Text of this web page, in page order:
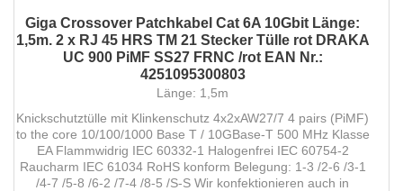
Giga Crossover Patchkabel Cat 6A 10Gbit Länge:
1,5m. 2 x RJ 45 HRS TM 21 Stecker Tülle rot DRAKA
UC 900 PiMF SS27 FRNC /rot EAN Nr.:
4251095300803
Länge: 1,5m
Knickschutztülle mit Klinkenschutz 4x2xAW27/7 4 pairs (PiMF)
to the core 10/100/1000 Base T / 10GBase-T 500 MHz Klasse
EA Flammwidrig IEC 60332-1 Halogenfrei IEC 60754-2
Raucharm IEC 61034 RoHS konform Belegung: 1-3 /2-6 /3-1
/4-7 /5-8 /6-2 /7-4 /8-5 /S-S Wir konfektionieren auch in